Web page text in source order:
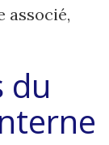
associé,
du